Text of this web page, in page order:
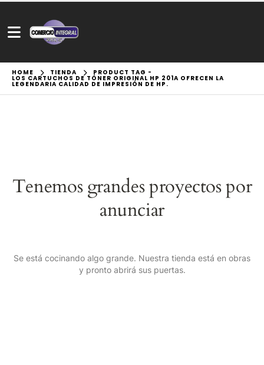
HOME TIENDA PRODUCT TAG -
LOS CARTUCHOS DE TÓNER ORIGINAL HP 201A OFRECEN LA
LEGENDARIA CALIDAD DE IMPRESIÓN DE HP.
Tenemos grandes proyectos por
anunciar
Se está cocinando algo grande. Nuestra tienda está en obras
y pronto abrirá sus puertas.